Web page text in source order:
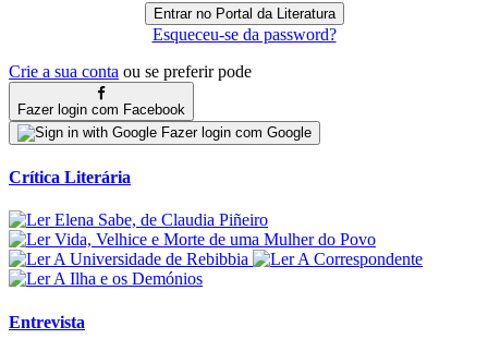
Esqueceu-se da password?
Crie a sua conta ou se preferir pode
Fazer login com Facebook
Fazer login com Google
Crítica Literária
Entrevista